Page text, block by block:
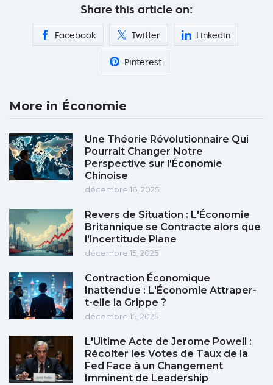
Share this article on:
Facebook Twitter Linkedin
Pinterest
More in Économie
Une Théorie Révolutionnaire Qui
Pourrait Changer Notre
Perspective sur l'Économie
Chinoise
décembre 16, 2025
Revers de Situation : L'Économie
Britannique se Contracte alors que
l'Incertitude Plane
décembre 15, 2025
Contraction Économique
Inattendue : L'Économie Attraper-
t-elle la Grippe ?
décembre 15, 2025
L'Ultime Acte de Jerome Powell :
Récolter les Votes de Taux de la
Fed Face à un Changement
Imminent de Leadership